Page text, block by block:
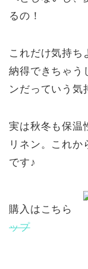
るの！
これだけ気持ち
納得できちゃう
ンだっていう気
実は秋冬も保温
リネン。これか
です♪
購入はこちら
ップ